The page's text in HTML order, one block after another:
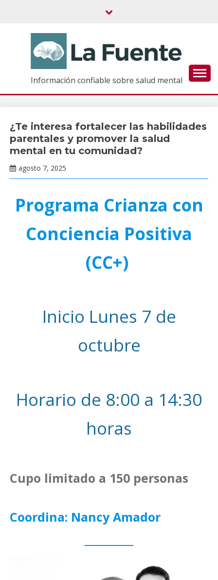
Información confiable sobre salud mental
Cursos
¿Te interesa fortalecer las habilidades
parentales y promover la salud
mental en tu comunidad?
agosto 7, 2025
Claudia
Programa Crianza con
Conciencia Positiva
(CC+)
Inicio Lunes 7 de
octubre
Horario de 8:00 a 14:30
horas
Cupo limitado a 150 personas
Coordina: Nancy Amador